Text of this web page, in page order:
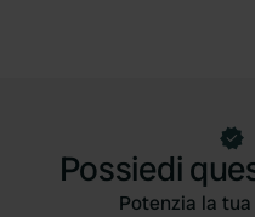
Possiedi
Potenzia la